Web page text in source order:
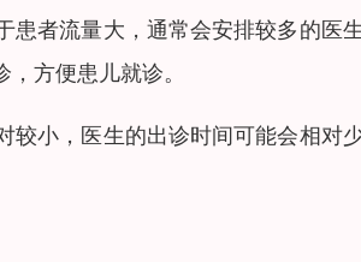
者流量大，通常会安排较多的医
方便患儿就诊。
小，医生的出诊时间可能会相对